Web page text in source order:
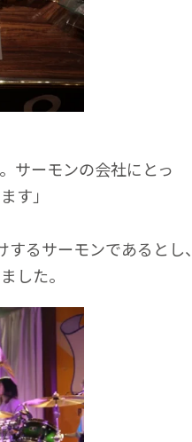
Taiwan
サーモンの会社にとっ
す」
るサーモンであるとし、
した。